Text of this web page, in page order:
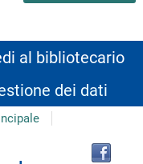
al bibliotecario
dei dati